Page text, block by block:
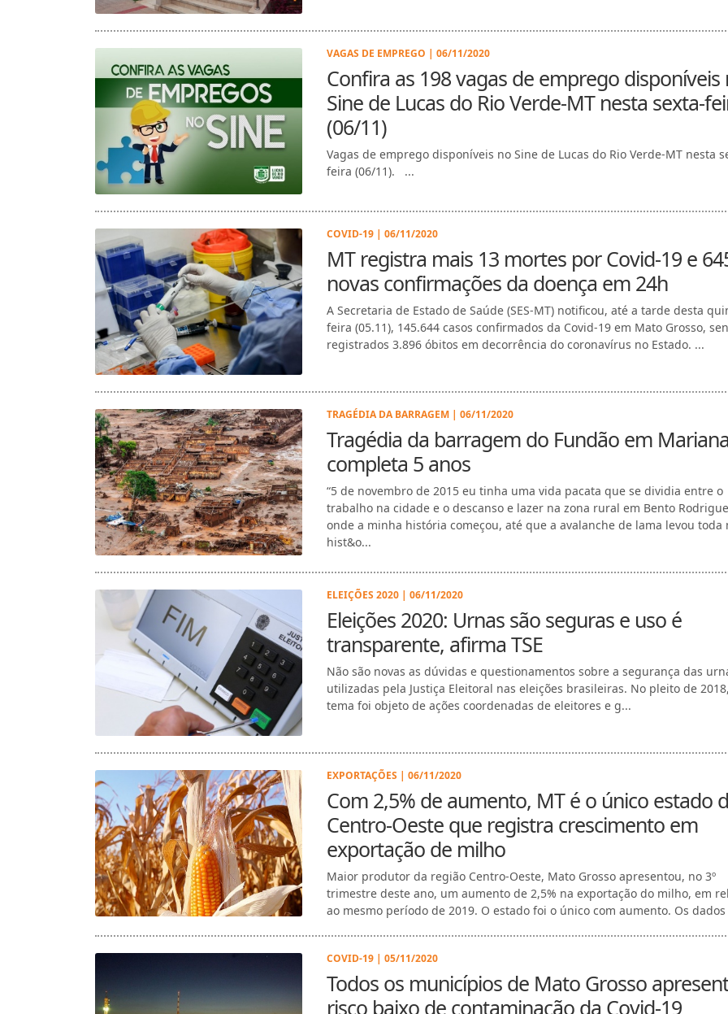
Confira as 198 vagas de emprego disponíveis
Sine de Lucas do Rio Verde-MT nesta sexta-
(06/11)
Vagas de emprego disponíveis no Sine de Lucas do Rio Verde-MT nesta
feira (06/11). ...
MT registra mais 13 mortes por Covid-19 e
novas confirmações da doença em 24h
A Secretaria de Estado de Saúde (SES-MT) notificou, até a tarde desta
feira (05.11), 145.644 casos confirmados da Covid-19 em Mato Grosso,
registrados 3.896 óbitos em decorrência do coronavírus no Estado. ...
TRAGÉDIA DA BARRAGEM | 06/11/2020
Tragédia da barragem do Fundão em Mariana
completa 5 anos
“5 de novembro de 2015 eu tinha uma vida pacata que se dividia entre o
trabalho na cidade e o descanso e lazer na zona rural em Bento
onde a minha história começou, até que a avalanche de lama levou toda
hist&o...
ELEIÇÕES 2020 | 06/11/2020
Eleições 2020: Urnas são seguras e uso é
transparente, afirma TSE
Não são novas as dúvidas e questionamentos sobre a segurança das
utilizadas pela Justiça Eleitoral nas eleições brasileiras. No pleito de
tema foi objeto de ações coordenadas de eleitores e g...
EXPORTAÇÕES | 06/11/2020
Com 2,5% de aumento, MT é o único estado
Centro-Oeste que registra crescimento em
exportação de milho
Maior produtor da região Centro-Oeste, Mato Grosso apresentou, no 3º
trimestre deste ano, um aumento de 2,5% na exportação do milho, em
ao mesmo período de 2019. O estado foi o único com aumento. Os dados
Todos os municípios de Mato Grosso
risco baixo de contaminação da Covid-19